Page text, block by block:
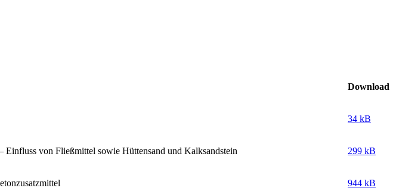
Download
34 kB
Einfluss von Fließmittel sowie Hüttensand und Kalksandstein 299 kB
944 kB